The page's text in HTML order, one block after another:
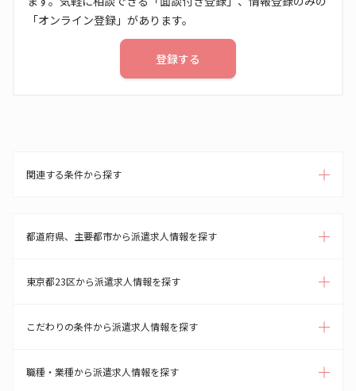
「オンライン登録」があります。
登録する
関連する条件から探す
都道府県、主要都市から派遣求人情報を探す
東京都23区から派遣求人情報を探す
こだわりの条件から派遣求人情報を探す
職種・業種から派遣求人情報を探す